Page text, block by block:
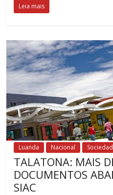
Leia mais
Luanda Nacional
TALATONA: MAIS
DOCUMENTOS
SIAC